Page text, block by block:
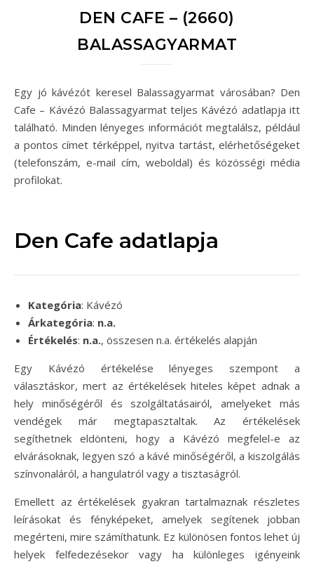
DEN CAFE – (2660)
BALASSAGYARMAT
Egy jó kávézót keresel Balassagyarmat városában? Den
Cafe – Kávézó Balassagyarmat teljes Kávézó adatlapja itt
található. Minden lényeges információt megtalálsz, például
a pontos címet térképpel, nyitva tartást, elérhetőségeket
(telefonszám, e-mail cím, weboldal) és közösségi média
profilokat.
Den Cafe adatlapja
Kategória: Kávézó
Árkategória: n.a.
Értékelés: n.a., összesen n.a. értékelés alapján
Egy Kávézó értékelése lényeges szempont a
választáskor, mert az értékelések hiteles képet adnak a
hely minőségéről és szolgáltatásairól, amelyeket más
vendégek már megtapasztaltak. Az értékelések
segíthetnek eldönteni, hogy a Kávézó megfelel-e az
elvárásoknak, legyen szó a kávé minőségéről, a kiszolgálás
színvonaláról, a hangulatról vagy a tisztaságról.
Emellett az értékelések gyakran tartalmaznak részletes
leírásokat és fényképeket, amelyek segítenek jobban
megérteni, mire számíthatunk. Ez különösen fontos lehet új
helyek felfedezésekor vagy ha különleges igényeink